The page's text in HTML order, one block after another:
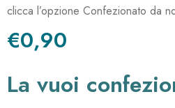
clicca l’opzione Confezionato da
€0,90
La vuoi